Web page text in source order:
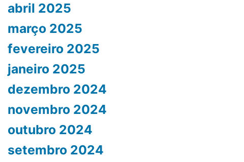
abril 2025
março 2025
fevereiro 2025
janeiro 2025
dezembro 2024
novembro 2024
outubro 2024
setembro 2024